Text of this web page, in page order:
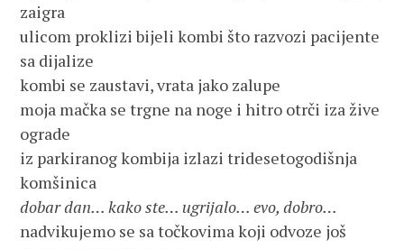
zaigra
ulicom proklizi bijeli kombi što razvozi pacijente
sa dijalize
kombi se zaustavi, vrata jako zalupe
moja mačka se trgne na noge i hitro otrči iza žive
ograde
iz parkiranog kombija izlazi tridesetogodišnja
komšinica
dobar dan… kako ste… ugrijalo… evo, dobro…
nadvikujemo se sa točkovima koji odvoze još